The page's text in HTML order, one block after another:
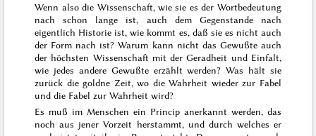
Wenn also die Wissenschaft, wie sie es der Wortbedeutung
nach schon lange ist, auch dem Gegenstande nach
eigentlich Historie ist, wie kommt es, daß sie es nicht auch
der Form nach ist? Warum kann nicht das Gewußte auch
der höchsten Wissenschaft mit der Geradheit und Einfalt,
wie jedes andere Gewußte erzählt werden? Was hält sie
zurück die goldne Zeit, wo die Wahrheit wieder zur Fabel
und die Fabel zur Wahrheit wird?
Es muß im Menschen ein Princip anerkannt werden, das
noch aus jener Vorzeit herstammt, und durch welches er